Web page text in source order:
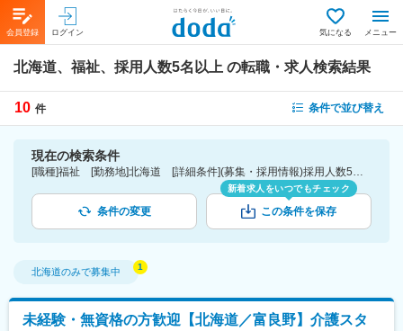
会員登録 ログイン 気になる メニュー
北海道、福祉、採用人数5名以上 の転職・求人検索結果
10 件 条件で並び替え
現在の検索条件
[職種]福祉 [勤務地]北海道 [詳細条件](募集・採用情報)採用人数5名以上
条件の変更
新着求人をいつでもチェック
この条件を保存
北海道のみで募集中
未経験・無資格の方歓迎【北海道／富良野】介護スタ